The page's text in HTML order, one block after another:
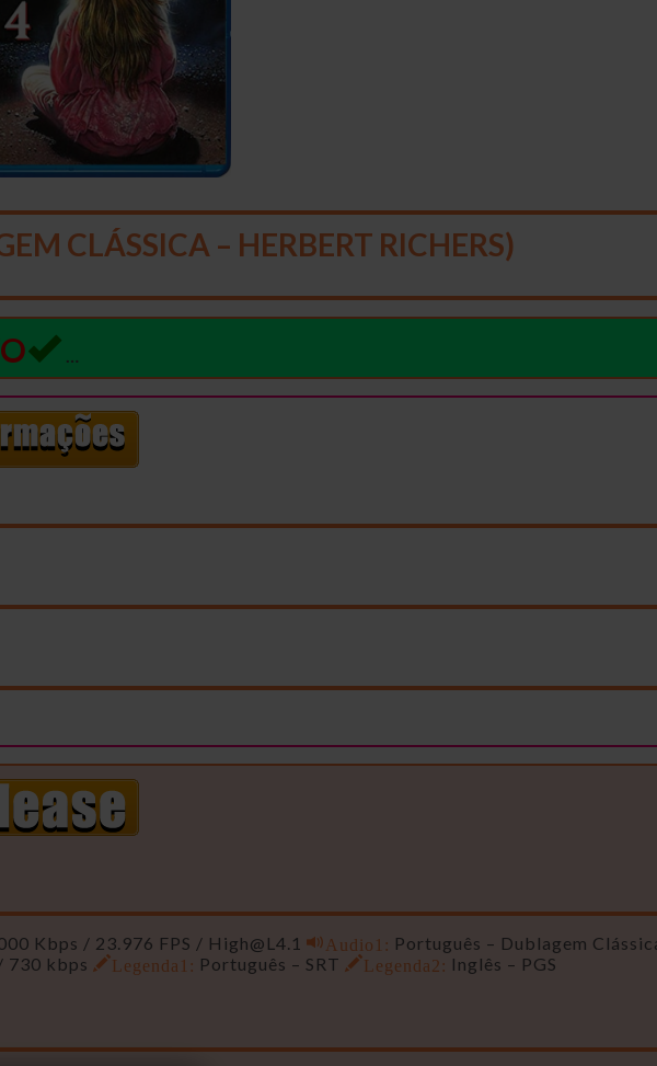
CLÁSSICA – HERBERT RICHERS)
Kbps / 23.976 FPS / High@L4.1 Audio1: Português – Dublagem
730 kbps Legenda1: Português – SRT Legenda2: Inglês – PGS